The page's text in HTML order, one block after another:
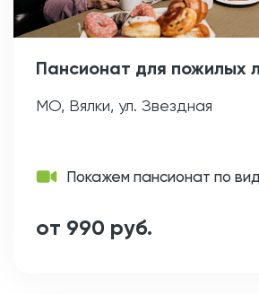
Пансионат для пожилых
МО, Вялки, ул. Звездная
Покажем пансионат по
от 990 руб.